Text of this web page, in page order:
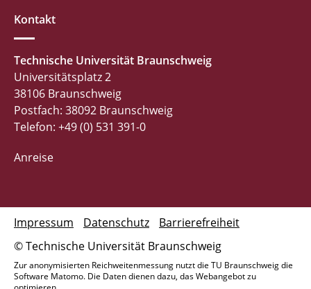
Kontakt
Technische Universität Braunschweig
Universitätsplatz 2
38106 Braunschweig
Postfach: 38092 Braunschweig
Telefon: +49 (0) 531 391-0
Anreise
© Technische Universität Braunschweig
Impressum Datenschutz Barrierefreiheit
Zur anonymisierten Reichweitenmessung nutzt die TU Braunschweig die
Software Matomo. Die Daten dienen dazu, das Webangebot zu